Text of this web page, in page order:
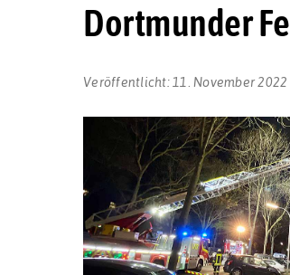
Dortmunder
Veröffentlicht: 11. November 2022